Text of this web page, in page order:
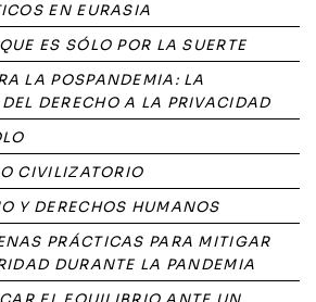
EN EURASIA
ES SÓLO POR LA SUERTE
LA POSPANDEMIA: LA
DERECHO A LA PRIVACIDAD
CIVILIZATORIO
Y DERECHOS HUMANOS
PRÁCTICAS PARA MITIGAR
DURANTE LA PANDEMIA